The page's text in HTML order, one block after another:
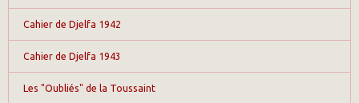
Cahier de Djelfa 1942
Cahier de Djelfa 1943
Les "Oubliés" de la Toussaint